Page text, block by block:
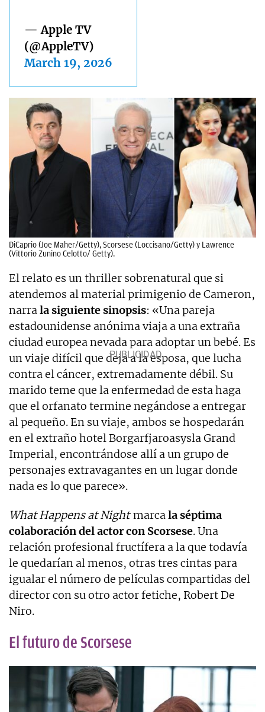
— Apple TV
(@AppleTV)
March 19, 2026
DiCaprio (Joe Maher/Getty), Scorsese (Loccisano/Getty) y Lawrence
(Vittorio Zunino Celotto/ Getty).
El relato es un thriller sobrenatural que si
atendemos al material primigenio de Cameron,
narrala siguiente sinopsis: «Una pareja
estadounidense anónima viaja a una extraña
ciudad europea nevada para adoptar un bebé. Es
un viaje difícil que deja a la esposa, que lucha
contra el cáncer, extremadamente débil. Su
marido teme que la enfermedad de esta haga
que el orfanato termine negándose a entregar
al pequeño. En su viaje, ambos se hospedarán
en el extraño hotel Borgarfjaroasysla Grand
Imperial, encontrándose allí a un grupo de
personajes extravagantes en un lugar donde
nada es lo que parece».
What Happens at Nightmarcala séptima
colaboración del actor con Scorsese. Una
relación profesional fructífera a la que todavía
le quedarían al menos, otras tres cintas para
igualar el número de películas compartidas del
director con su otro actor fetiche, Robert De
Niro.
El futuro de Scorsese